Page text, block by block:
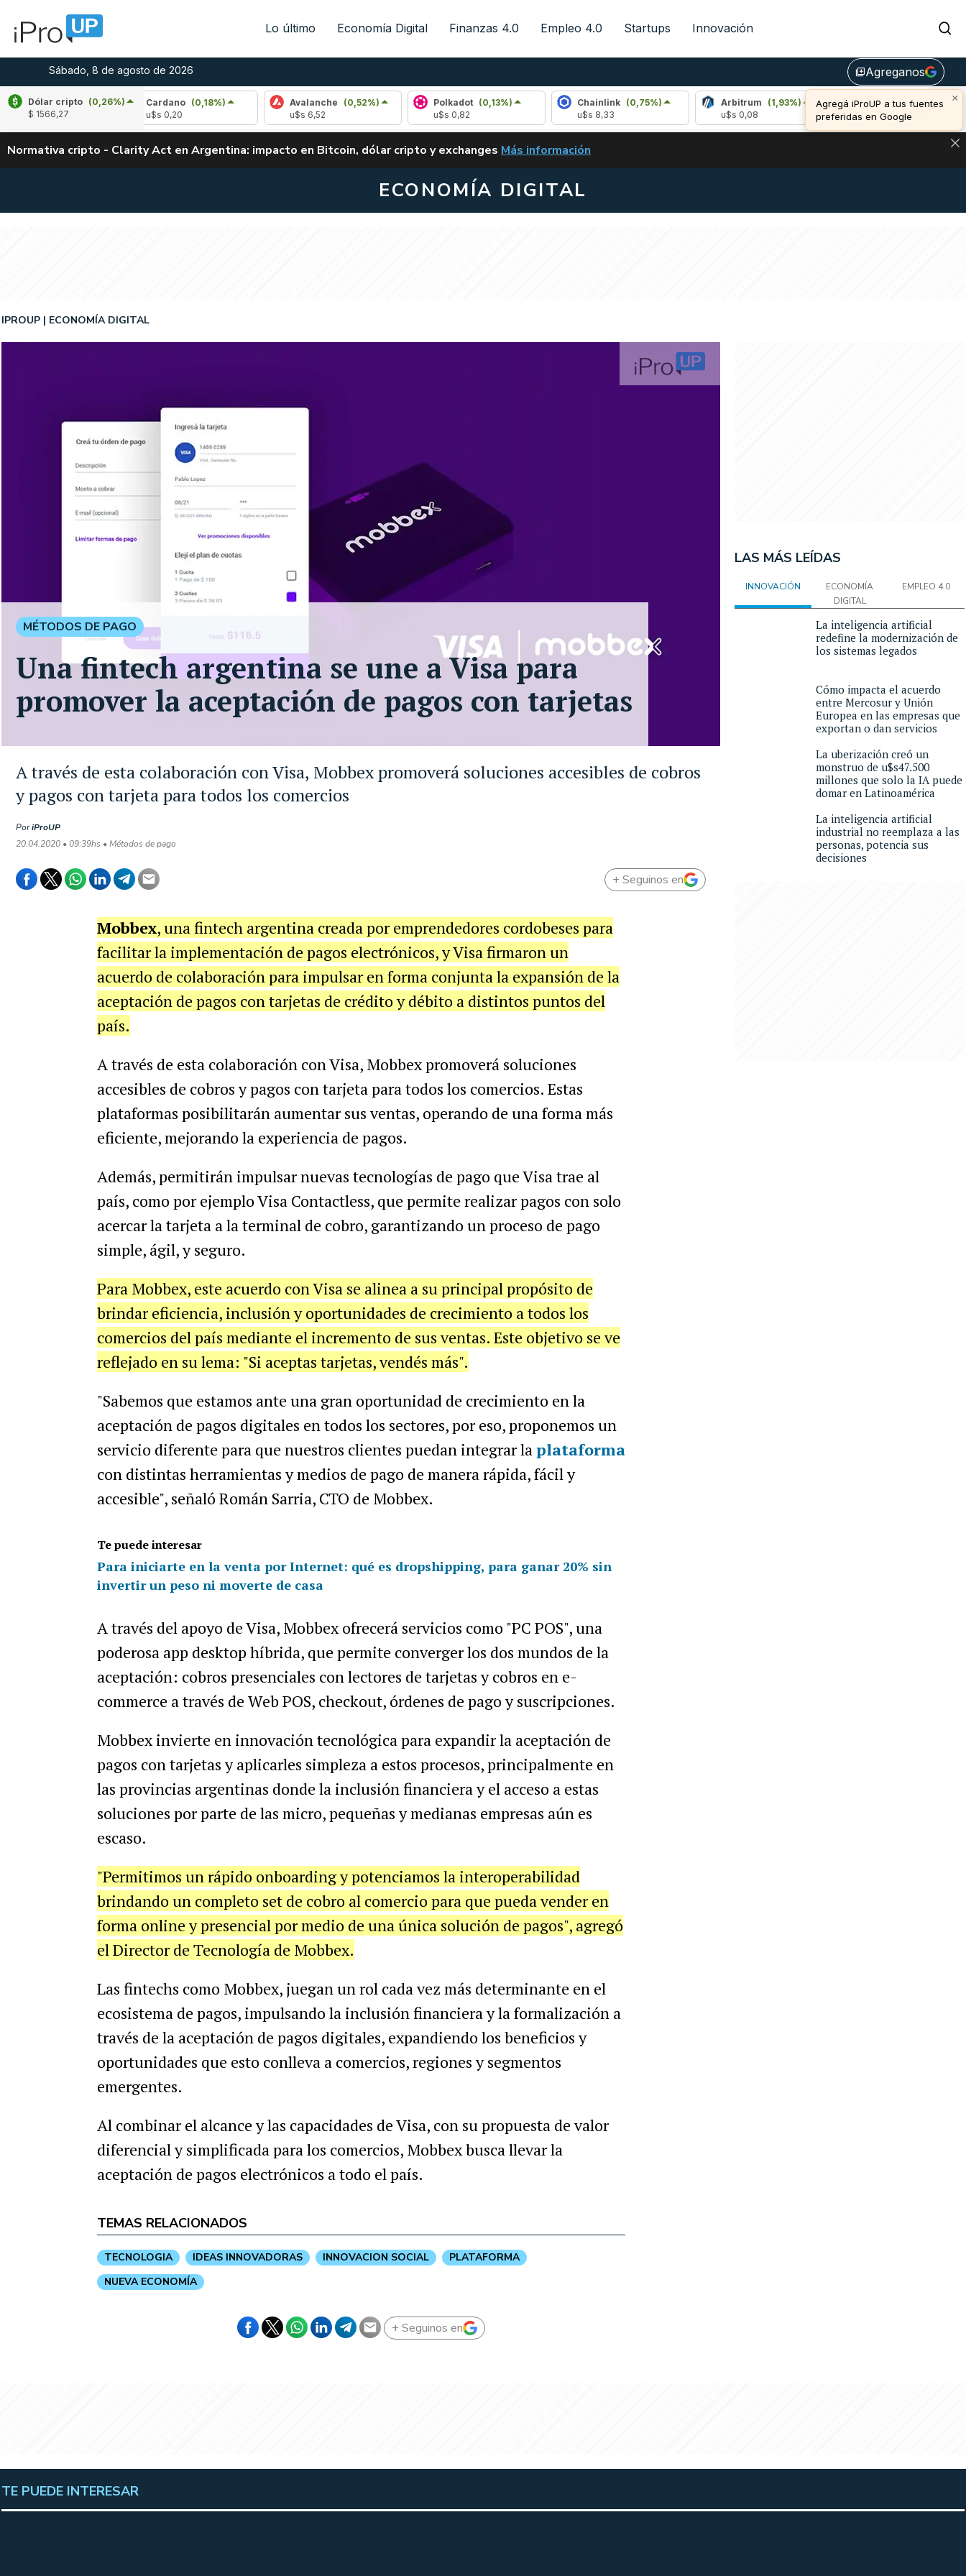
Lo último Economía Digital Finanzas 4.0 Empleo 4.0 Startups Innovación
Sábado, 8 de agosto de 2026 library_addAgreganos
×
Agregá iProUP a tus fuentes
preferidas en Google
Dólar cripto (0,26%)
$ 1566,27
(0,82%)
Cardano (0,18%)
u$s 0,20
Avalanche (0,52%)
Polkadot (0,13%)
u$s 0,82
Chainlink (0,75%)
u$s 8,33
Arbitrum (1,93%)
u$s 0,08
Bitcoin (0,06%)
u$s 64.990,00
Normativa cripto - Clarity Act en Argentina: impacto en Bitcoin, dólar cripto y exchanges CLARITY ACT EN ARGENTINA: IMPACTO EN BITCOIN, DÓLAR CRIPTO Y EXCHANGES
Más información
ECONOMÍA DIGITAL
A través de esta colaboración con Visa, Mobbex promoverá soluciones accesibles de cobros
y pagos con tarjeta para todos los comercios
IPROUP ECONOMÍA DIGITAL
PoriProUP
20.04.2020 • 09:39hs • Métodos de pago
MÉTODOS DE PAGO
Una fintech argentina se une a Visa para
promover la aceptación de pagos con tarjetas
+ Seguinos en
Mobbex, una fintech argentina creada por emprendedores cordobeses para
facilitar la implementación de pagos electrónicos, y Visa firmaron un
acuerdo de colaboración para impulsar en forma conjunta la expansión de la
aceptación de pagos con tarjetas de crédito y débito a distintos puntos del
país.
A través de esta colaboración con Visa, Mobbex promoverá soluciones
accesibles de cobros y pagos con tarjeta para todos los comercios. Estas
plataformas posibilitarán aumentar sus ventas, operando de una forma más
eficiente, mejorando la experiencia de pagos.
Además, permitirán impulsar nuevas tecnologías de pago que Visa trae al
país, como por ejemplo Visa Contactless, que permite realizar pagos con solo
acercar la tarjeta a la terminal de cobro, garantizando un proceso de pago
simple, ágil, y seguro.
Para Mobbex, este acuerdo con Visa se alinea a su principal propósito de
brindar eficiencia, inclusión y oportunidades de crecimiento a todos los
comercios del país mediante el incremento de sus ventas. Este objetivo se ve
reflejado en su lema: "Si aceptas tarjetas, vendés más".
"Sabemos que estamos ante una gran oportunidad de crecimiento en la
aceptación de pagos digitales en todos los sectores, por eso, proponemos un
servicio diferente para que nuestros clientes puedan integrar laplataforma
con distintas herramientas y medios de pago de manera rápida, fácil y
accesible", señaló Román Sarria, CTO de Mobbex.
Te puede interesar
Para iniciarte en la venta por Internet: qué es dropshipping, para ganar 20% sin
invertir un peso ni moverte de casa
A través del apoyo de Visa, Mobbex ofrecerá servicios como "PC POS", una
poderosa app desktop híbrida, que permite converger los dos mundos de la
aceptación: cobros presenciales con lectores de tarjetas y cobros en e-
commerce a través de Web POS, checkout, órdenes de pago y suscripciones.
Mobbex invierte en innovación tecnológica para expandir la aceptación de
pagos con tarjetas y aplicarles simpleza a estos procesos, principalmente en
las provincias argentinas donde la inclusión financiera y el acceso a estas
soluciones por parte de las micro, pequeñas y medianas empresas aún es
escaso.
"Permitimos un rápido onboarding y potenciamos la interoperabilidad
brindando un completo set de cobro al comercio para que pueda vender en
forma online y presencial por medio de una única solución de pagos", agregó
el Director de Tecnología de Mobbex.
Las fintechs como Mobbex, juegan un rol cada vez más determinante en el
ecosistema de pagos, impulsando la inclusión financiera y la formalización a
través de la aceptación de pagos digitales, expandiendo los beneficios y
oportunidades que esto conlleva a comercios, regiones y segmentos
emergentes.
Al combinar el alcance y las capacidades de Visa, con su propuesta de valor
diferencial y simplificada para los comercios, Mobbex busca llevar la
aceptación de pagos electrónicos a todo el país.
TEMAS RELACIONADOS
TECNOLOGIA IDEAS INNOVADORAS INNOVACION SOCIAL
PLATAFORMA
NUEVA ECONOMÍA
+ Seguinos en
LAS MÁS LEÍDAS
INNOVACIÓN
ECONOMÍA
DIGITAL
EMPLEO 4.0
La inteligencia artificial
redefine la modernización de
los sistemas legados
Cómo impacta el acuerdo
entre Mercosur y Unión
Europea en las empresas que
exportan o dan servicios
La uberización creó un
monstruo de u$s47.500
millones que solo la IA puede
domar en Latinoamérica
La inteligencia artificial
industrial no reemplaza a las
personas, potencia sus
decisiones
TE PUEDE INTERESAR